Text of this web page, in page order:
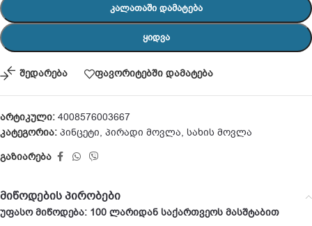
ᲙᲐᲚᲐᲗᲐᲨᲘ ᲓᲐᲛᲐᲢᲔᲑᲐ
ᲧᲘᲓᲕᲐ
შედარება ფავორიტებში დამატება
არტიკული: 4008576003667
კატეგორია: პინცეტი, პირადი მოვლა, სახის მოვლა
გაზიარება
მიწოდების პირობები
უფასო მიწოდება: 100 ლარიდან საქართვეოს მასშტაბით